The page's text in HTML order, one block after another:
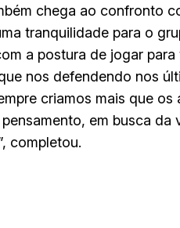
chega ao confronto
tranquilidade para o
a postura de jogar para
nos defendendo nos
criamos mais que os
em busca
completou.